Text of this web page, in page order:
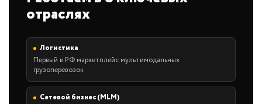
отраслях
Логистика
Первый в РФ маркетплейс мультимодальных
грузоперевозок
Сетевой бизнес (MLM)